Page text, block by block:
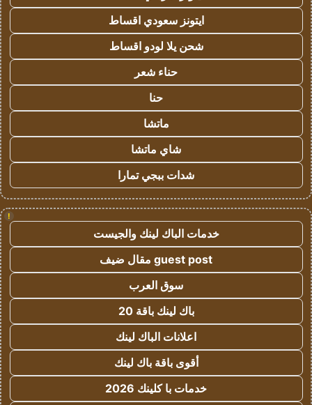
ايتونز سعودي اقساط
شحن يلا لودو اقساط
حناء شعر
حنا
ماتشا
شاي ماتشا
شدات ببجي تمارا
!
خدمات الباك لينك والجيست
guest post مقال ضيف
سوق العرب
باك لينك باقة 20
اعلانات الباك لينك
أقوى باقة باك لينك
خدمات با كلينك 2026